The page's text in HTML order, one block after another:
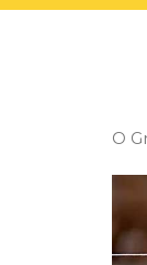
O